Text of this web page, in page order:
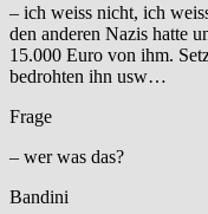
– ich weiss nicht, ich
den anderen Nazis hatte
15.000 Euro von ihm.
bedrohten ihn usw…
Frage
– wer was das?
Bandini